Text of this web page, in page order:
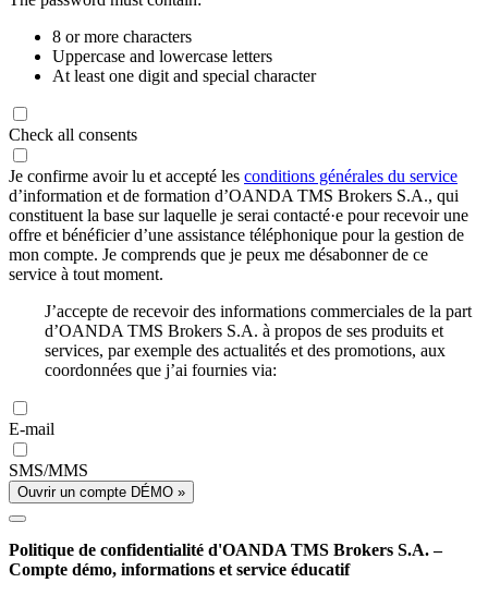
8 or more characters
Uppercase and lowercase letters
At least one digit and special character
Check all consents
Je confirme avoir lu et accepté les conditions générales du service
d’information et de formation d’OANDA TMS Brokers S.A., qui
constituent la base sur laquelle je serai contacté·e pour recevoir une
offre et bénéficier d’une assistance téléphonique pour la gestion de
mon compte. Je comprends que je peux me désabonner de ce
service à tout moment.
J’accepte de recevoir des informations commerciales de la part
d’OANDA TMS Brokers S.A. à propos de ses produits et
services, par exemple des actualités et des promotions, aux
coordonnées que j’ai fournies via:
E-mail
SMS/MMS
Ouvrir un compte DÉMO »
Politique de confidentialité d'OANDA TMS Brokers S.A. –
Compte démo, informations et service éducatif